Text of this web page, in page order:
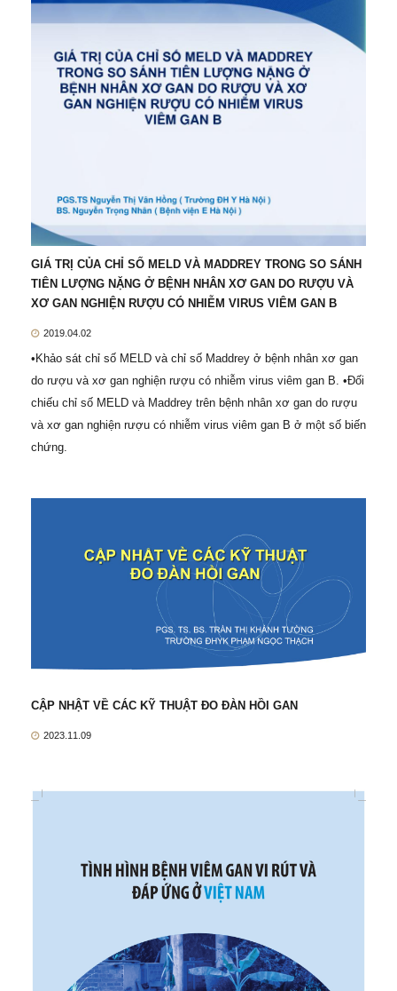
GIÁ TRỊ CỦA CHỈ SỐ MELD VÀ MADDREY TRONG SO SÁNH
TIÊN LƯỢNG NẶNG Ở BỆNH NHÂN XƠ GAN DO RƯỢU VÀ
XƠ GAN NGHIỆN RƯỢU CÓ NHIỄM VIRUS VIÊM GAN B
2019.04.02
•Khảo sát chỉ số MELD và chỉ số Maddrey ở bệnh nhân xơ gan
do rượu và xơ gan nghiện rượu có nhiễm virus viêm gan B. •Đối
chiếu chỉ số MELD và Maddrey trên bệnh nhân xơ gan do rượu
và xơ gan nghiện rượu có nhiễm virus viêm gan B ở một số biến
chứng.
CẬP NHẬT VỀ CÁC KỸ THUẬT ĐO ĐÀN HỒI GAN
2023.11.09